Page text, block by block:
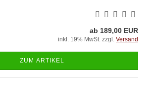
ab 189,00 EUR
inkl. 19% MwSt. zzgl. Versand
ZUM ARTIKEL